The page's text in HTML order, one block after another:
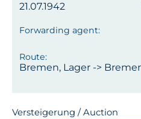
21.07.1942
Bremen, Lager ->
Versteigerung / Auction